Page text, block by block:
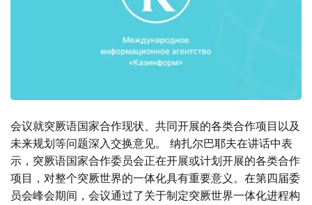
会议就突厥语国家合作现状、共同开展的各类合作项目以及
未来规划等问题深入交换意见。 纳扎尔巴耶夫在讲话中表
示，突厥语国家合作委员会正在开展或计划开展的各类合作
项目，对整个突厥世界的一体化具有重要意义。在第四届委
员会峰会期间，会议通过了关于制定突厥世界一体化进程构